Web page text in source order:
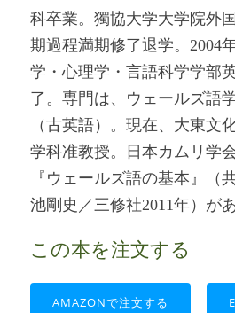
科卒業。獨協大学大学院外
期過程満期修了退学。2004
学・心理学・言語科学学部
了。専門は、ウェールズ語
（古英語）。現在、大東文
学科准教授。日本カムリ学
『ウェールズ語の基本』（
池剛史／三修社2011年）があ
この本を注文する
AMAZONで注文する